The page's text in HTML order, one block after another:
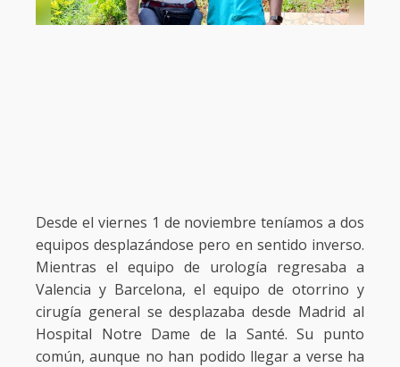
Desde el viernes 1 de noviembre teníamos a dos
equipos desplazándose pero en sentido inverso.
Mientras el equipo de urología regresaba a
Valencia y Barcelona, el equipo de otorrino y
cirugía general se desplazaba desde Madrid al
Hospital Notre Dame de la Santé. Su punto
común, aunque no han podido llegar a verse ha